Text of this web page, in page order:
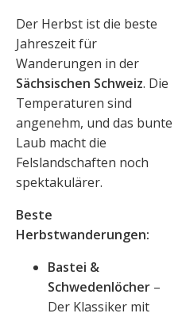
Der Herbst ist die beste
Jahreszeit für
Wanderungen in der
Sächsischen Schweiz. Die
Temperaturen sind
angenehm, und das bunte
Laub macht die
Felslandschaften noch
spektakulärer.
Beste
Herbstwanderungen:
Bastei &
Schwedenlöcher –
Der Klassiker mit